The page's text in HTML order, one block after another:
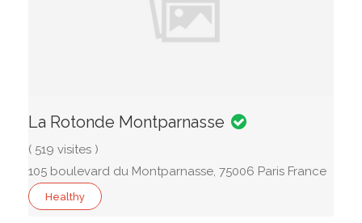
La Rotonde Montparnasse
( 519 visites )
105 boulevard du Montparnasse, 75006 Paris France
Healthy